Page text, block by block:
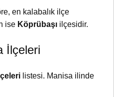
en kalabalık ilçe
ise Köprübaşı ilçesidir.
İlçeleri
listesi. Manisa ilinde